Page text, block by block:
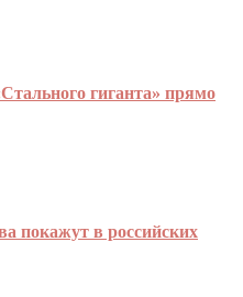
гиганта» прямо
покажут в российских